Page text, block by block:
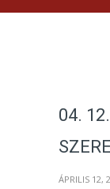
04.
ÁPRILIS 12,